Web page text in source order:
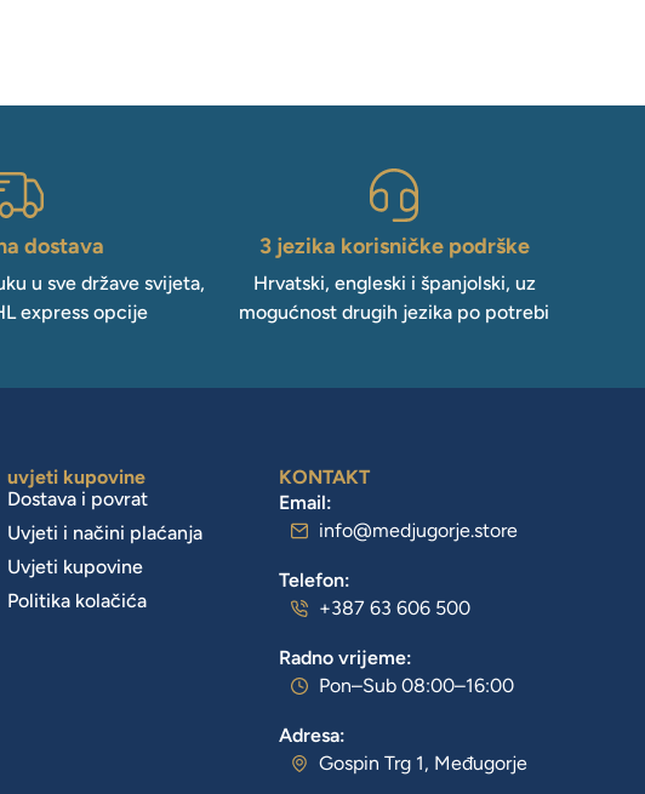
dostava
u sve države svijeta,
express opcije
3 jezika korisničke podrške
Hrvatski, engleski i španjolski, uz
mogućnost drugih jezika po potrebi
uvjeti kupovine
Dostava i povrat
Uvjeti i načini plaćanja
Uvjeti kupovine
Politika kolačića
KONTAKT
Email:
info@medjugorje.store
Telefon:
+387 63 606 500
Radno vrijeme:
Pon–Sub 08:00–16:00
Adresa:
Gospin Trg 1, Međugorje